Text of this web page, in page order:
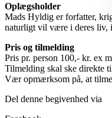
Oplægsholder
Mads Hyldig er forfatter,
naturligt vil være i deres liv,
Pris og tilmelding
Pris pr. person 100,- kr. ex
Tilmelding skal ske direkte
Vær opmærksom på, at
Del denne begivenhed via